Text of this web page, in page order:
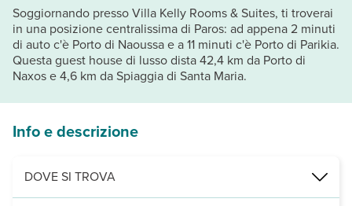
Soggiornando presso Villa Kelly Rooms & Suites, ti troverai
in una posizione centralissima di Paros: ad appena 2 minuti
di auto c'è Porto di Naoussa e a 11 minuti c'è Porto di Parikia.
Questa guest house di lusso dista 42,4 km da Porto di
Naxos e 4,6 km da Spiaggia di Santa Maria.
Info e descrizione
DOVE SI TROVA